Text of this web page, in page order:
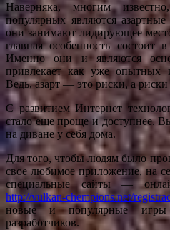
Наверняка, многим
популярных являются
они занимают лидирующее
главная особенность
Именно они и являются
привлекает как уже опытных
Ведь, азарт — это риски, а
С развитием Интернет
стало еще проще и доступнее.
на диване у себя дома.
Для того, чтобы людям было
свое любимое приложение, на
специальные сайты —
http://vulkan-chempions.net/
новые и популярные игры
разработчиков.